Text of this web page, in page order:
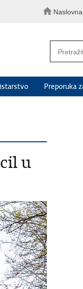
Naslovna
Preporuka
u